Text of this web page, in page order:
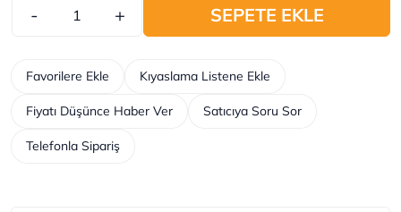
- + SEPETE EKLE
Telefonla Sipariş
Kıyaslama Listene Ekle
Favorilere Ekle
Fiyatı Düşünce Haber Ver Satıcıya Soru Sor